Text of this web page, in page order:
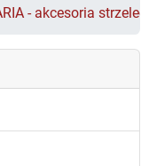
- akcesoria